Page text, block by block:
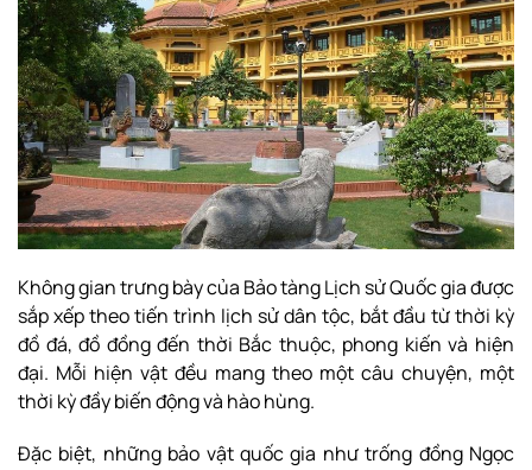
Không gian trưng bày của Bảo tàng Lịch sử Quốc gia được
sắp xếp theo tiến trình lịch sử dân tộc, bắt đầu từ thời kỳ
đồ đá, đồ đồng đến thời Bắc thuộc, phong kiến và hiện
đại. Mỗi hiện vật đều mang theo một câu chuyện, một
thời kỳ đầy biến động và hào hùng.
Đặc biệt, những bảo vật quốc gia như trống đồng Ngọc